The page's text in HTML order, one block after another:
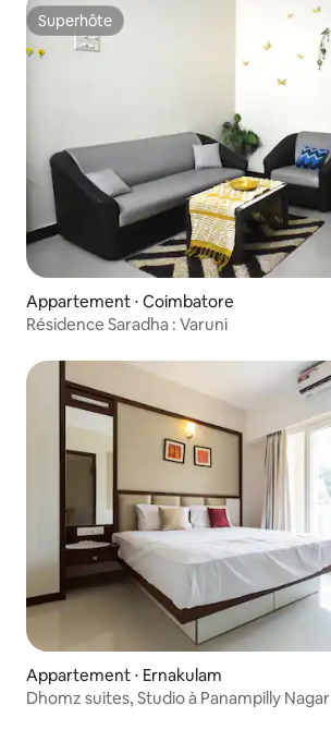
Superhôte
Superhôte
Appartement ⋅ Coimbatore
Résidence Saradha : Varuni
Appartement ⋅ Ernakulam
Dhomz suites, Studio à Panampilly Nagar